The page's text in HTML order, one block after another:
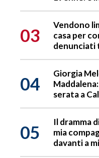
03
Vendono
casa per
denunciati
04
Giorgia
serata a
05
Il dramma
mia
davanti a